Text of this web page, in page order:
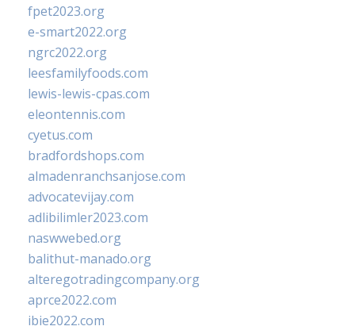
fpet2023.org
e-smart2022.org
ngrc2022.org
leesfamilyfoods.com
lewis-lewis-cpas.com
eleontennis.com
cyetus.com
bradfordshops.com
almadenranchsanjose.com
advocatevijay.com
adlibilimler2023.com
naswwebed.org
balithut-manado.org
alteregotradingcompany.org
aprce2022.com
ibie2022.com